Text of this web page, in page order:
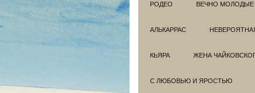
РОДЕО ВЕЧНО МОЛОДЫЕ
АЛЬКАРРАС
КЬЯРА ЖЕНА
С ЛЮБОВЬЮ И ЯРОСТЬЮ